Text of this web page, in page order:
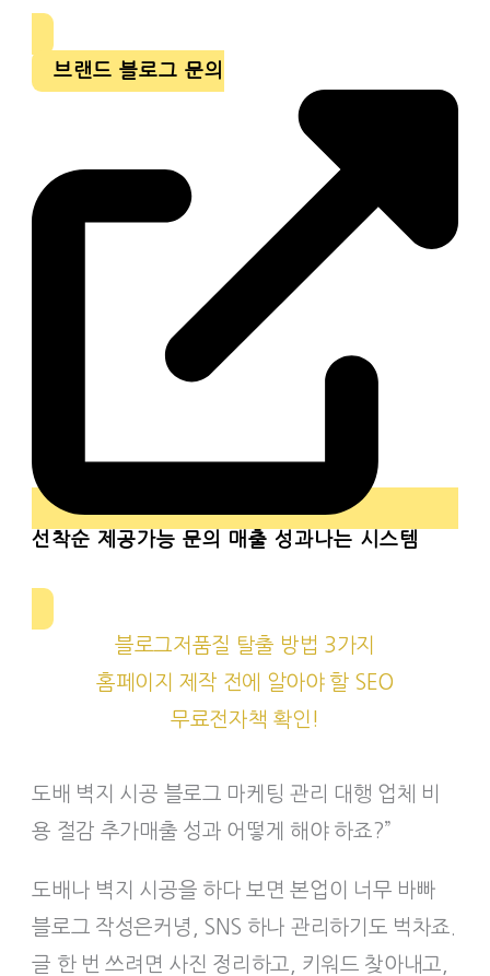
브랜드 블로그 문의
선착순제공가능 문의 매출 성과나는 시스템
블로그저품질 탈출 방법 3가지
홈페이지 제작 전에 알아야 할 SEO
무료전자책 확인!
도배 벽지 시공 블로그 마케팅 관리 대행 업체 비
용 절감 추가매출 성과 어떻게 해야 하죠?”
도배나 벽지 시공을 하다 보면 본업이 너무 바빠
블로그 작성은커녕, SNS 하나 관리하기도 벅차죠.
글 한 번 쓰려면 사진 정리하고, 키워드 찾아내고,